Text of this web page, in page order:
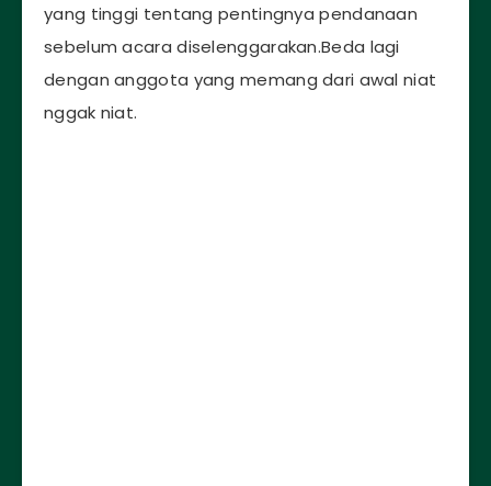
yang tinggi tentang pentingnya pendanaan
sebelum acara diselenggarakan.Beda lagi
dengan anggota yang memang dari awal niat
nggak niat.